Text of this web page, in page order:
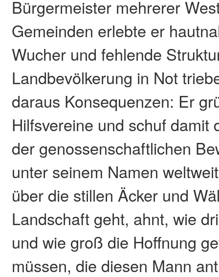
Bürgermeister mehrerer
Gemeinden erlebte er
Wucher und fehlende
Landbevölkerung in Not
daraus Konsequenzen: Er
Hilfsvereine und schuf damit
der genossenschaftlichen
unter seinem Namen
über die stillen Äcker und
Landschaft geht, ahnt, wie
und wie groß die Hoffnung
müssen, die diesen Mann